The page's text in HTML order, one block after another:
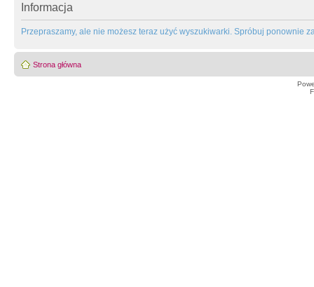
Informacja
Przepraszamy, ale nie możesz teraz użyć wyszukiwarki. Spróbuj ponownie
Strona główna